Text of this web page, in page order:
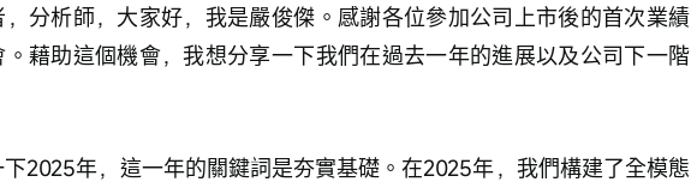
分析師，大家好，我是嚴俊傑。感謝各位參加公司上市後的首次業績
藉助這個機會，我想分享一下我們在過去一年的進展以及公司下一階
2025年，這一年的關鍵詞是夯實基礎。在2025年，我們構建了全模態